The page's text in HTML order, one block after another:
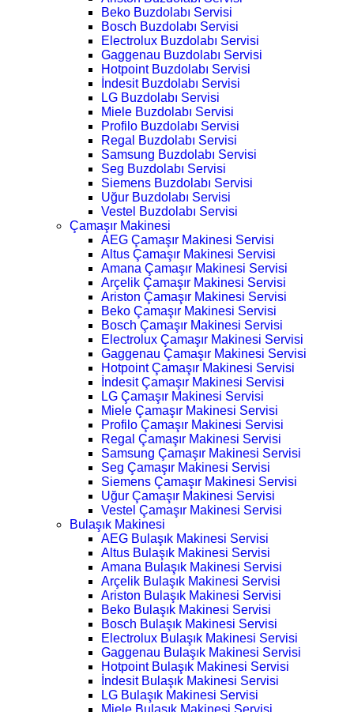
Beko Buzdolabı Servisi
Bosch Buzdolabı Servisi
Electrolux Buzdolabı Servisi
Gaggenau Buzdolabı Servisi
Hotpoint Buzdolabı Servisi
İndesit Buzdolabı Servisi
LG Buzdolabı Servisi
Miele Buzdolabı Servisi
Profilo Buzdolabı Servisi
Regal Buzdolabı Servisi
Samsung Buzdolabı Servisi
Seg Buzdolabı Servisi
Siemens Buzdolabı Servisi
Uğur Buzdolabı Servisi
Vestel Buzdolabı Servisi
Çamaşır Makinesi
AEG Çamaşır Makinesi Servisi
Altus Çamaşır Makinesi Servisi
Amana Çamaşır Makinesi Servisi
Arçelik Çamaşır Makinesi Servisi
Ariston Çamaşır Makinesi Servisi
Beko Çamaşır Makinesi Servisi
Bosch Çamaşır Makinesi Servisi
Electrolux Çamaşır Makinesi Servisi
Gaggenau Çamaşır Makinesi Servisi
Hotpoint Çamaşır Makinesi Servisi
İndesit Çamaşır Makinesi Servisi
LG Çamaşır Makinesi Servisi
Miele Çamaşır Makinesi Servisi
Profilo Çamaşır Makinesi Servisi
Regal Çamaşır Makinesi Servisi
Samsung Çamaşır Makinesi Servisi
Seg Çamaşır Makinesi Servisi
Siemens Çamaşır Makinesi Servisi
Uğur Çamaşır Makinesi Servisi
Vestel Çamaşır Makinesi Servisi
Bulaşık Makinesi
AEG Bulaşık Makinesi Servisi
Altus Bulaşık Makinesi Servisi
Amana Bulaşık Makinesi Servisi
Arçelik Bulaşık Makinesi Servisi
Ariston Bulaşık Makinesi Servisi
Beko Bulaşık Makinesi Servisi
Bosch Bulaşık Makinesi Servisi
Electrolux Bulaşık Makinesi Servisi
Gaggenau Bulaşık Makinesi Servisi
Hotpoint Bulaşık Makinesi Servisi
İndesit Bulaşık Makinesi Servisi
LG Bulaşık Makinesi Servisi
Miele Bulaşık Makinesi Servisi